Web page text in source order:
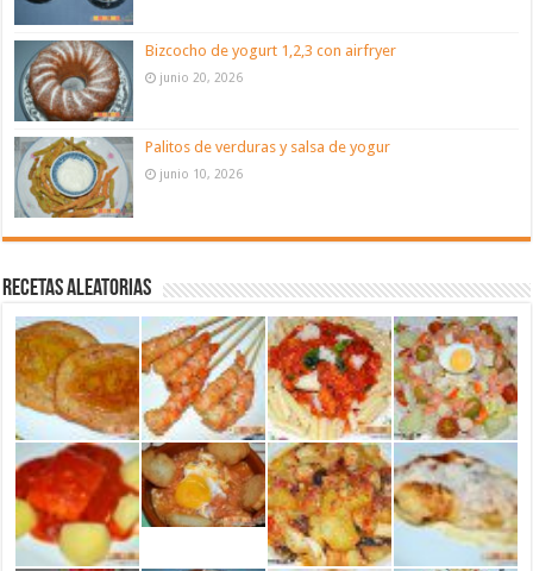
Bizcocho de yogurt 1,2,3 con airfryer
junio 20, 2026
Palitos de verduras y salsa de yogur
junio 10, 2026
Recetas aleatorias